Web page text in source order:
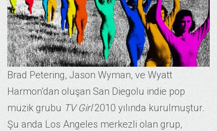
Brad Petering, Jason Wyman, ve Wyatt
Harmon’dan oluşan San Diegolu indie pop
müzik grubu TV Girl2010 yılında kurulmuştur.
Şu anda Los Angeles merkezli olan grup,